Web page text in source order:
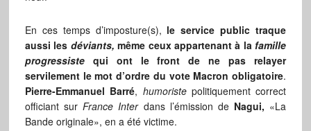
En ces temps d’imposture(s), le service public traque
aussi les déviants, même ceux appartenant à lafamille
progressistequi ont le front de ne pas relayer
servilement le mot d’ordre du vote Macron obligatoire.
Pierre-Emmanuel Barré, humoristepolitiquement correct
officiant surFrance Interdans l’émission deNagui, «La
Bande originale», en a été victime.